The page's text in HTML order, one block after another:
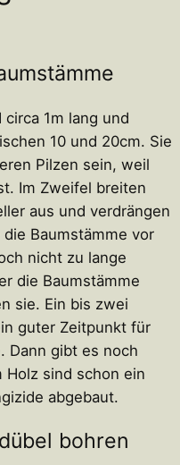
1m lang und
10 und 20cm. Sie
Pilzen sein, weil
Im Zweifel breiten
aus und verdrängen
Baumstämme vor
nicht zu lange
die Baumstämme
sie. Ein bis zwei
guter Zeitpunkt für
Dann gibt es noch
sind schon ein
abgebaut.
bohren